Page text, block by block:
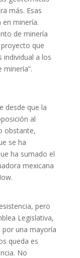
más. Esas
minería.
de minería
que
individual a los
desde que la
al
obstante,
se ha
ha sumado el
mexicana
pero
Legislativa,
una mayoría
queda es
No